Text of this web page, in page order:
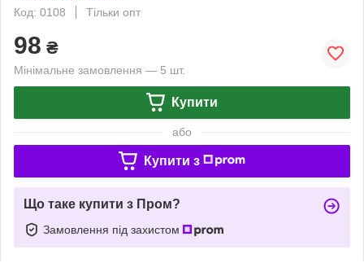
Код: 0108
Тільки опт
98 ₴
Мінімальне замовлення — 5 шт.
Купити
або
Купити з
Що таке купити з Пром?
Замовлення під захистом